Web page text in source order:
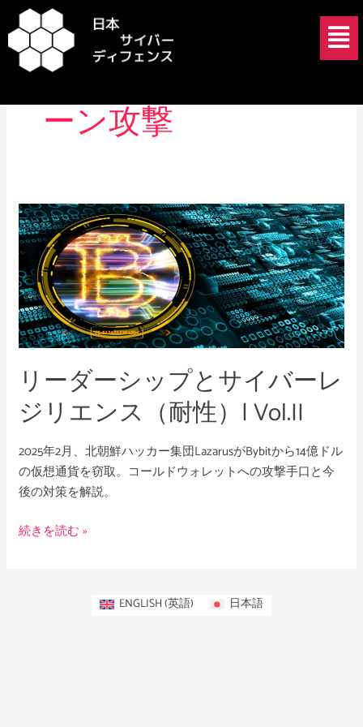
容
を
ッ
メ
ニ
ュ
暗号サプライチェ
ーン攻撃
リーダーシップとサイバーレ
ジリエンス（耐性）| Vol.II
2025年2月、北朝鮮ハッカー集団LazarusがBybitから14億ドル
の仮想通貨を窃取。コールドウォレットへの攻撃手口と今
後の対策を解説。
リ
ー
ダ
ー
シ
ッ
プ
と
サ
イ
バ
レ
ジ
リ
ン
続きを読む »
ENGLISH(英語) 日本語